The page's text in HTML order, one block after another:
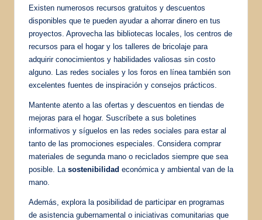
Existen numerosos recursos gratuitos y descuentos
disponibles que te pueden ayudar a ahorrar dinero en tus
proyectos. Aprovecha las bibliotecas locales, los centros de
recursos para el hogar y los talleres de bricolaje para
adquirir conocimientos y habilidades valiosas sin costo
alguno. Las redes sociales y los foros en línea también son
excelentes fuentes de inspiración y consejos prácticos.
Mantente atento a las ofertas y descuentos en tiendas de
mejoras para el hogar. Suscríbete a sus boletines
informativos y síguelos en las redes sociales para estar al
tanto de las promociones especiales. Considera comprar
materiales de segunda mano o reciclados siempre que sea
posible. La sostenibilidad económica y ambiental van de la
mano.
Además, explora la posibilidad de participar en programas
de asistencia gubernamental o iniciativas comunitarias que